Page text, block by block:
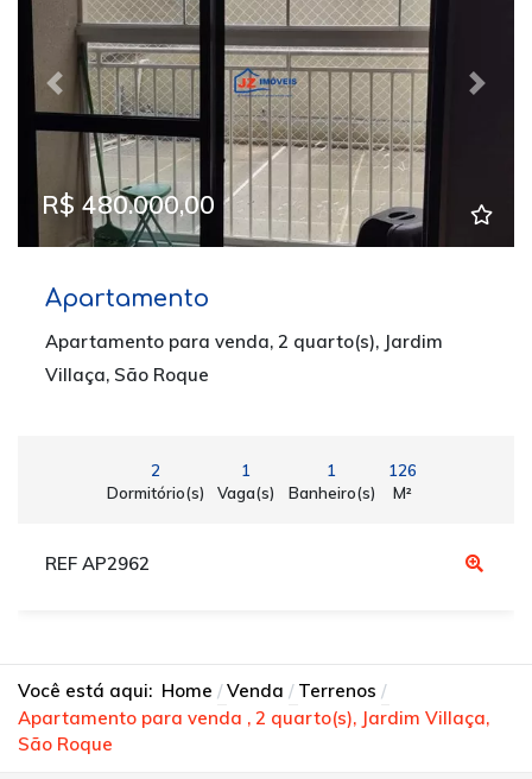
Previous Next
R$ 480.000,00
Apartamento
Apartamento para venda, 2 quarto(s), Jardim
Villaça, São Roque
2
Dormitório(s)
1
Vaga(s)
1
Banheiro(s)
126
M²
REF AP2962
Você está aqui: Home Venda
Terrenos
Apartamento para venda , 2 quarto(s), Jardim Villaça,
São Roque